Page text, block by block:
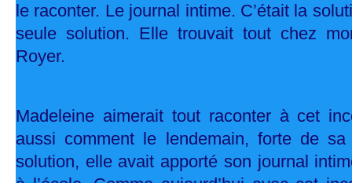
le raconter. Le journal intime. C’était la
seule solution. Elle trouvait tout chez
Royer.
Madeleine aimerait tout raconter à cet
aussi comment le lendemain, forte de
solution, elle avait apporté son journal